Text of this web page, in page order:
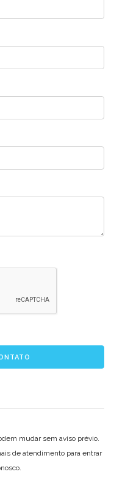
mudar sem aviso prévio.
de atendimento para entrar